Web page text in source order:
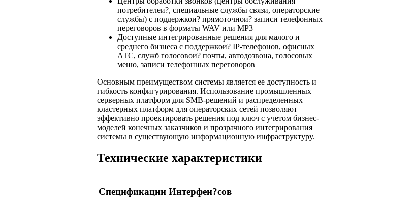
потребителеи?, специальные службы связи, операторские
службы) с поддержкои? прямоточнои? записи телефонных
переговоров в форматы WAV или MP3
Доступные интегрированные решения для малого и
среднего бизнеса с поддержкои? IP-телефонов, офисных
АТС, служб голосовои? почты, автодозвона, голосовых
меню, записи телефонных переговоров
Основным преимуществом системы является ее доступность и
гибкость конфигурирования. Использование промышленных
серверных платформ для SMB-решений и распределенных
кластерных платформ для операторских сетей позволяют
эффективно проектировать решения под ключ с учетом бизнес-
моделей конечных заказчиков и прозрачного интегрирования
системы в существующую информационную инфраструктуру.
Технические характеристики
Спецификации Интерфеи?сов